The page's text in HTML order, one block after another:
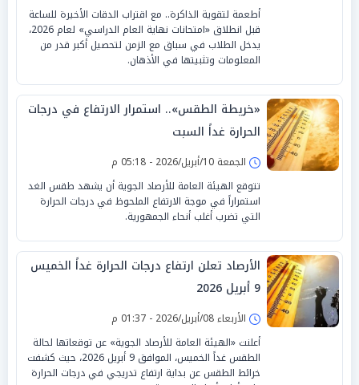
أطعمة لتقوية الذاكرة.. مع اقتراب الدقات الأخيرة للساعة
قبل انطلاق «امتحانات نهاية العام الدراسي» لعام 2026،
يدخل الطلاب في سباق مع الزمن لتحصيل أكبر قدر من
المعلومات وتثبيتها في الأذهان.
«خريطة الطقس».. استمرار الارتفاع في درجات
الحرارة غداً السبت
الجمعة 10/أبريل/2026 - 05:18 م
تتوقع الهيئة العامة للأرصاد الجوية أن يشهد طقس الغد
استمراراً في موجة الارتفاع الملحوظ في درجات الحرارة
التي تضرب أغلب أنحاء الجمهورية.
الأرصاد تعلن ارتفاع درجات الحرارة غداً الخميس
9 أبريل 2026
الأربعاء 08/أبريل/2026 - 01:37 م
أعلنت «الهيئة العامة للأرصاد الجوية» عن توقعاتها لحالة
الطقس غداً الخميس، الموافق 9 أبريل 2026، حيث كشفت
خرائط الطقس عن بداية ارتفاع تدريجي في درجات الحرارة